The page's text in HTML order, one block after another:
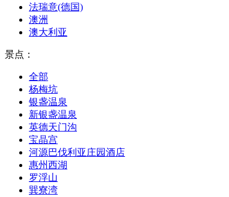
法瑞意(德国)
澳洲
澳大利亚
景点：
全部
杨梅坑
银盏温泉
新银盏温泉
英德天门沟
宝晶宫
河源巴伐利亚庄园酒店
惠州西湖
罗浮山
巽寮湾